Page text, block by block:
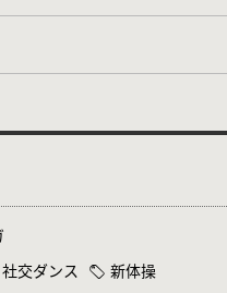
社交ダンス
新体操